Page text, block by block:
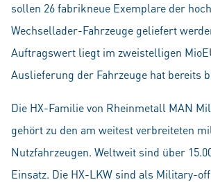
sollen 26 fabrikneue Exemplare der
Wechsellader-Fahrzeuge geliefert
Auftragswert liegt im zweistelligen
Auslieferung der Fahrzeuge hat bereits
Die HX-Familie von Rheinmetall MAN
gehört zu den am weitest verbreiteten
Nutzfahrzeugen. Weltweit sind über
Einsatz. Die HX-LKW sind als Military-